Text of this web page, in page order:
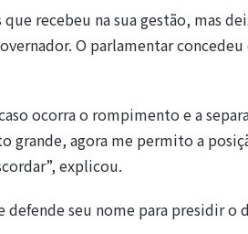
recebeu na sua gestão, mas
O parlamentar
ocorra o rompimento e a
grande, agora me permito a
explicou.
defende seu nome para presidir